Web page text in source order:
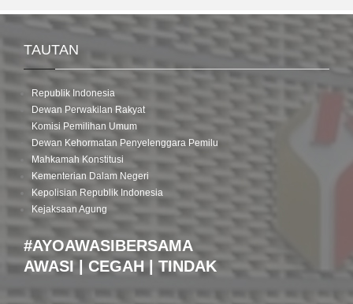
TAUTAN
Republik Indonesia
Dewan Perwakilan Rakyat
Komisi Pemilihan Umum
Dewan Kehormatan Penyelenggara Pemilu
Mahkamah Konstitusi
Kementerian Dalam Negeri
Kepolisian Republik Indonesia
Kejaksaan Agung
#AYOAWASIBERSAMA
AWASI | CEGAH | TINDAK